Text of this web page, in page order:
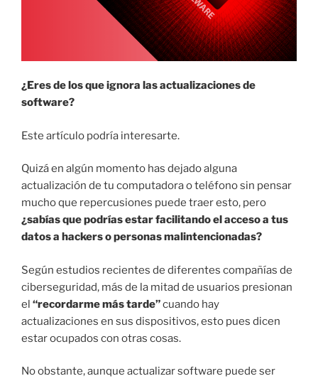
¿Eres de los que ignora las actualizaciones de
software?
Este artículo podría interesarte.
Quizá en algún momento has dejado alguna
actualización de tu computadora o teléfono sin pensar
mucho que repercusiones puede traer esto, pero
¿sabías que podrías estar facilitando el acceso a tus
datos a hackers o personas malintencionadas?
Según estudios recientes de diferentes compañías de
ciberseguridad, más de la mitad de usuarios presionan
el “recordarme más tarde”cuando hay
actualizaciones en sus dispositivos, esto pues dicen
estar ocupados con otras cosas.
No obstante, aunque actualizar software puede ser